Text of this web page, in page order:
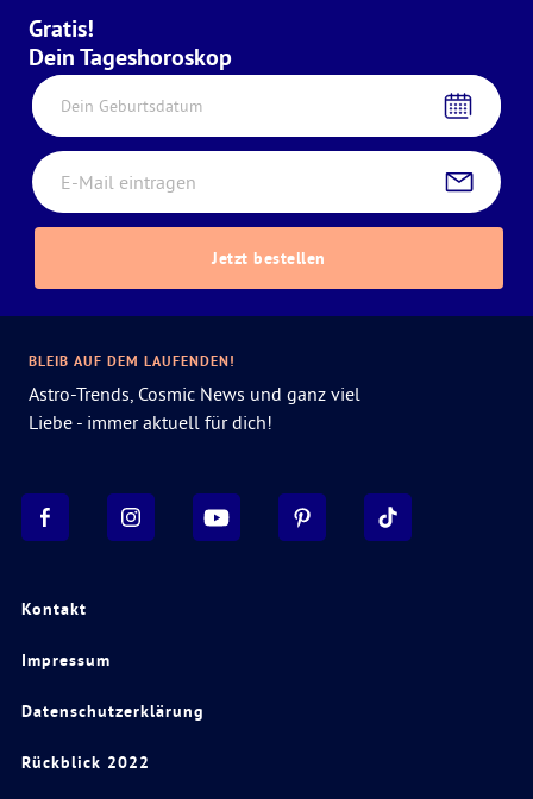
Gratis!
Dein Tageshoroskop
Dein Geburtsdatum
Jetzt bestellen
Kontakt
Impressum
Datenschutzerklärung
Rückblick 2022
BLEIB AUF DEM LAUFENDEN!
Astro-Trends, Cosmic News und ganz viel
Liebe - immer aktuell für dich!